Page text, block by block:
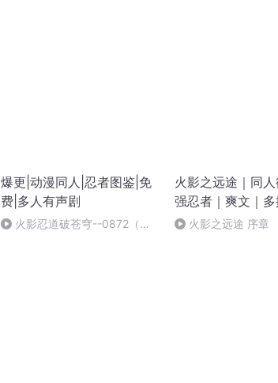
爆更|动漫同人|忍者图鉴|免
费|多人有声剧
火影忍道破苍穹--0872（完
火影之远途｜同
强忍者｜爽文｜多
｜二次元｜穿越动
火影之远途 序章